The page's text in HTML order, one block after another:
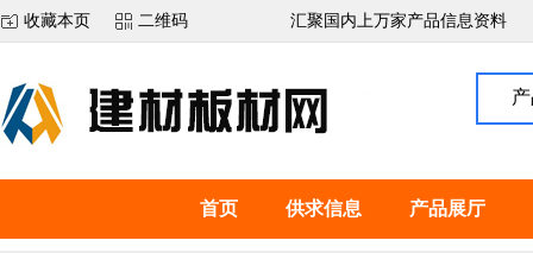
收藏本页 二维码 汇聚国内上万家产品信息资料
首页 供求信息 产品展厅